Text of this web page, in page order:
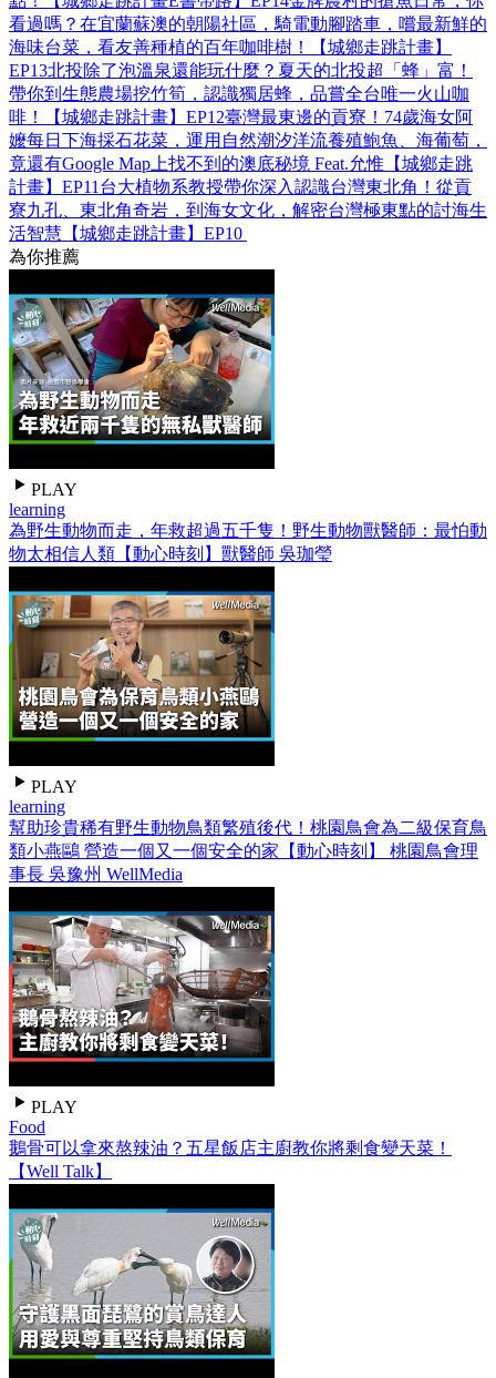
看過嗎？在宜蘭蘇澳的朝陽社區，騎電動腳踏車，嚐最新鮮的
海味台菜，看友善種植的百年咖啡樹！【城鄉走跳計畫】
EP13北投除了泡溫泉還能玩什麼？夏天的北投超「蜂」富！
帶你到生態農場挖竹筍，認識獨居蜂，品嘗全台唯一火山咖
啡！【城鄉走跳計畫】EP12臺灣最東邊的貢寮！74歲海女阿
嬤每日下海採石花菜，運用自然潮汐洋流養殖鮑魚、海葡萄，
竟還有Google Map上找不到的澳底秘境 Feat.允惟【城鄉走跳
計畫】EP11‪台大植物系教授帶你深入認識台灣東北角！從貢
寮九孔、東北角奇岩，到海女文化，解密台灣極東點的討海生
活智慧【城鄉走跳計畫】EP10 ‪
為你推薦
PLAY
learning
為野生動物而走，年救超過五千隻！野生動物獸醫師：最怕動
物太相信人類【動心時刻】獸醫師 吳珈瑩
PLAY
learning
幫助珍貴稀有野生動物鳥類繁殖後代！桃園鳥會為二級保育鳥
類小燕鷗 營造一個又一個安全的家【動心時刻】 桃園鳥會理
事長 吳豫州 WellMedia
PLAY
Food
鵝骨可以拿來熬辣油？五星飯店主廚教你將剩食變天菜！
【Well Talk】